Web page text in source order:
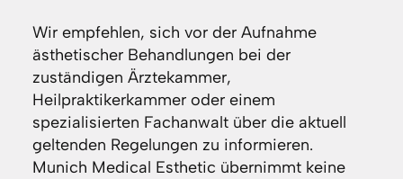
Wir empfehlen, sich vor der Aufnahme
ästhetischer Behandlungen bei der
zuständigen Ärztekammer,
Heilpraktikerkammer oder einem
spezialisierten Fachanwalt über die aktuell
geltenden Regelungen zu informieren.
Munich Medical Esthetic übernimmt keine